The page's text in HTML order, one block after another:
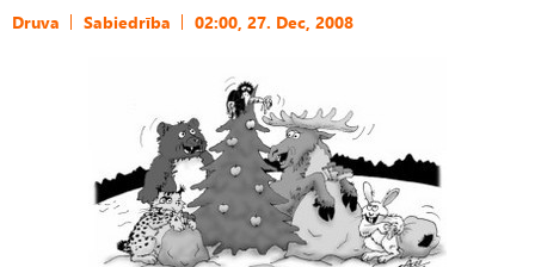
Druva Sabiedrība 02:00, 27. Dec, 2008